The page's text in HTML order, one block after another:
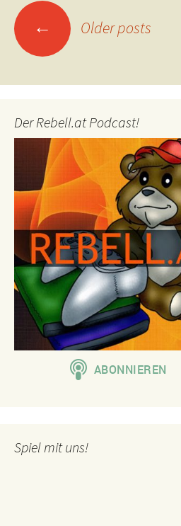
Posts
navigation
← Older posts
Der Rebell.at Podcast!
Spiel mit uns!